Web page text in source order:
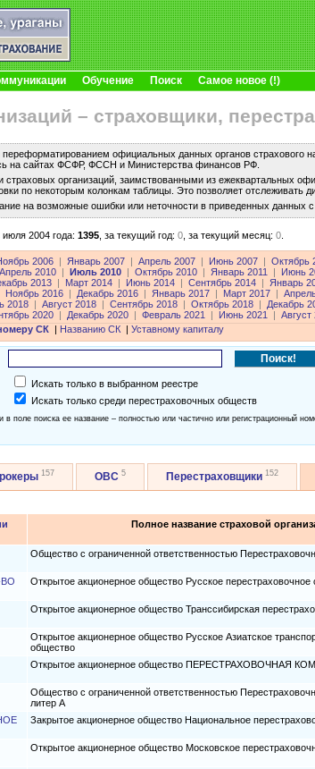
Обучение Поиск Самое новое (!)
– страховщики,
официальных данных органов страхового
на сайтах ФСФР, ФССН и Министерства финансов РФ.
организаций, заимствованными из ежеквартальных
по некоторым колонкам таблицы. Это позволяет отслеживать
на возможные ошибки или неточности в приведенных
июля 2004 года: 1395 за текущий год: 0 за текущий месяц: 0
2006 Январь 2007 Апрель 2007 Июнь 2007 Октябрь
Апрель 2010 Июль 2010 Октябрь 2010 Январь 2011 Июнь
2013 Март 2014 Июнь 2014 Сентябрь 2014 Январь
Ноябрь 2016 Декабрь 2016 Январь 2017 Март 2017
2018 Август 2018 Сентябрь 2018 Октябрь 2018 Декабрь
2020 Декабрь 2020 Февраль 2021 Июнь 2021
Август
СК Названию СК Уставному капиталу
Искать только в выбранном реестре
Искать только среди перестраховочных обществ
в поле поиска ее название – полностью или частично или регистрационный
157 ОВС 5 Перестраховщики 152
Полное название страховой
Общество с ограниченной ответственностью
Открытое акционерное общество Русское перестраховочное
Открытое акционерное общество Транссибирская
Открытое акционерное общество Русское Азиатское
общество
Открытое акционерное общество ПЕРЕСТРАХОВОЧНАЯ
Общество с ограниченной ответственностью
литер А
Закрытое акционерное общество Национальное
Открытое акционерное общество Московское